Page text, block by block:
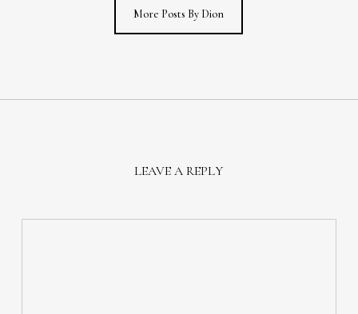
More Posts By Dion
LEAVE A REPLY